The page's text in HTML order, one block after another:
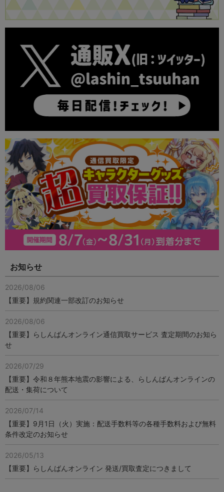
お知らせ
2026/08/06
【重要】規約関連一部改訂のお知らせ
2026/08/06
【重要】らしんばんオンライン通信買取サービス 査定期間のお知ら
せ
2026/07/29
【重要】令和８年熊本地震の影響による、らしんばんオンラインの
配送・集荷について
2026/07/14
【重要】9月1日（火）実施：配送手数料等の各種手数料および無料
条件改定のお知らせ
2026/05/13
【重要】らしんばんオンライン 発送/買取査定につきまして